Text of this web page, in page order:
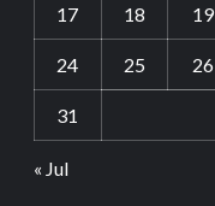
17 18 19
24 25 26
31
« Jul